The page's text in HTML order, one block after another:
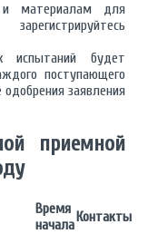
материалам для
испытаний будет
поступающего
одобрения заявления
приемной
Время
началаКонтакты